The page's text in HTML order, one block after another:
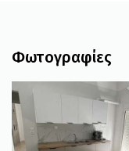
Φωτογραφίες